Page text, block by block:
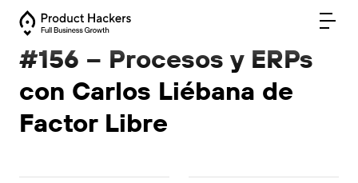
#156 – Procesos y ERPs
con Carlos Liébana de
Factor Libre